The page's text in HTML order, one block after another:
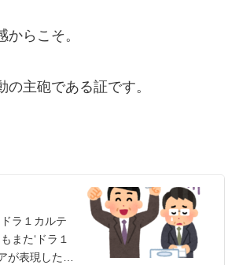
らこそ。
主砲である証です。
ラ１カルテ
また‘ドラ１
が表現したか